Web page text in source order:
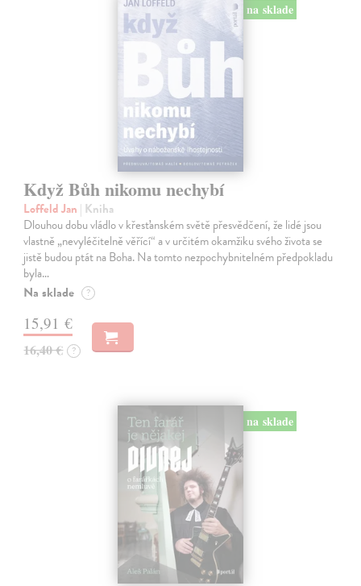
na sklade
Když Bůh nikomu nechybí
Loffeld Jan | Kniha
Dlouhou dobu vládlo v křesťanském světě přesvědčení, že lidé jsou
vlastně „nevyléčitelně věřící“ a v určitém okamžiku svého života se
jistě budou ptát na Boha. Na tomto nezpochybnitelném předpokladu
byla…
Na sklade ?
15,91 €
16,40 € ?
na sklade